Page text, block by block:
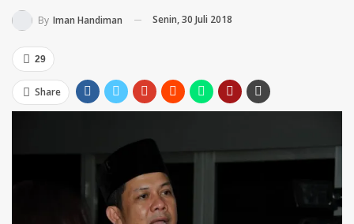
By Iman Handiman Senin, 30 Juli 2018
29
Share